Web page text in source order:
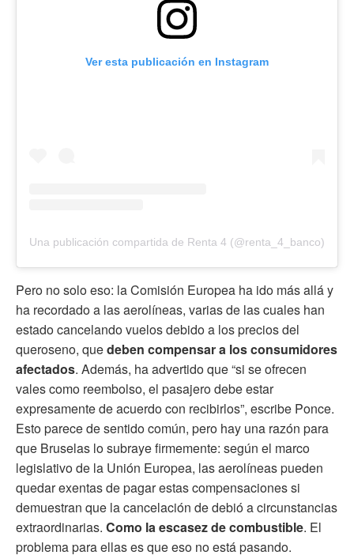
Ver esta publicación en Instagram
Una publicación compartida de Renta 4 (@renta_4_banco)
Pero no solo eso: la Comisión Europea ha ido más allá y
ha recordado a las aerolíneas, varias de las cuales han
estado cancelando vuelos debido a los precios del
queroseno, quedeben compensar a los consumidores
afectados. Además, ha advertido que “si se ofrecen
vales como reembolso, el pasajero debe estar
expresamente de acuerdo con recibirlos”, escribe Ponce.
Esto parece de sentido común, pero hay una razón para
que Bruselas lo subraye firmemente: según el marco
legislativo de la Unión Europea, las aerolíneas pueden
quedar exentas de pagar estas compensaciones si
demuestran que la cancelación de debió a circunstancias
extraordinarias. Como la escasez de combustible. El
problema para ellas es que eso no está pasando.